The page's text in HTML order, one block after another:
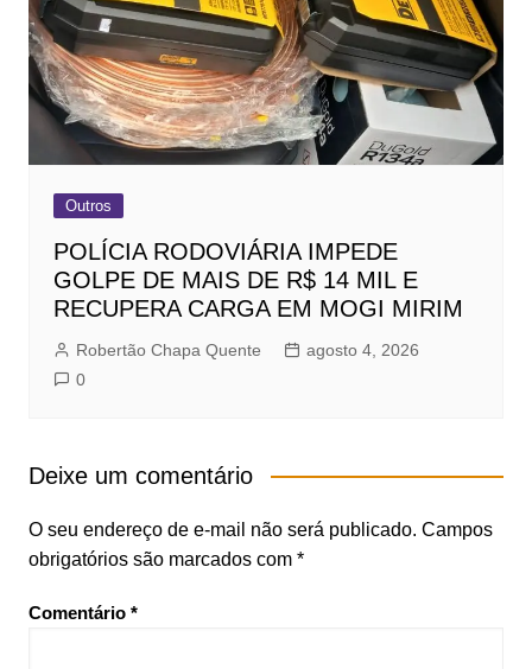
Outros
POLÍCIA RODOVIÁRIA IMPEDE
GOLPE DE MAIS DE R$ 14 MIL E
RECUPERA CARGA EM MOGI MIRIM
Robertão Chapa Quente
agosto 4, 2026
0
Deixe um comentário
O seu endereço de e-mail não será publicado. Campos
obrigatórios são marcados com *
Comentário *